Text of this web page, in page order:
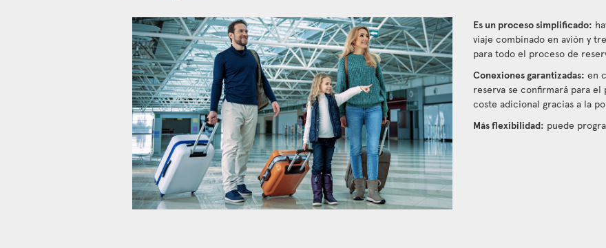
Es un proceso simplificado:
viaje combinado en avión y
para todo el proceso de
Conexiones garantizadas: en
reserva se confirmará para
coste adicional gracias a la
Más flexibilidad: puede